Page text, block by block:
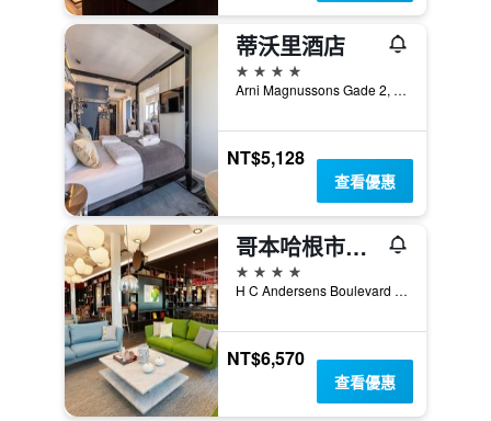
蒂沃里酒店
4星級
Arni Magnussons Gade 2, 哥本哈根, 首都大區, 丹麥
NT$5,128
查看優惠
哥本哈根市政廳廣場M市民酒店
4星級
H C Andersens Boulevard 12, 哥本哈根, 首都大區, 丹麥
NT$6,570
查看優惠